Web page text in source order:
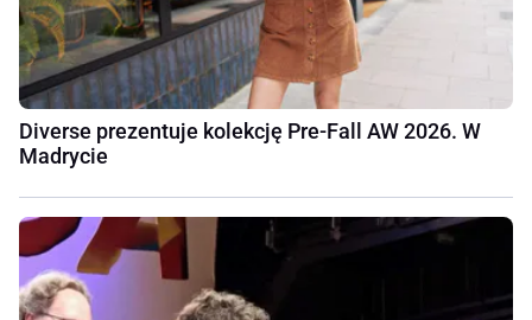
Diverse prezentuje kolekcję Pre-Fall AW 2026. W
Madrycie